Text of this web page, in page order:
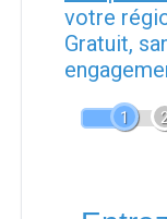
votre
Gratuit,
1